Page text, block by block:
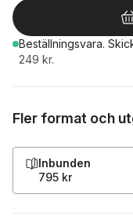
Beställningsvara.
249 kr.
Fler format och
Inbunden
795 kr